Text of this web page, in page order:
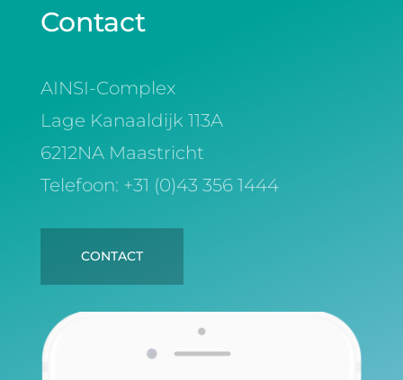
Contact
AINSI-Complex
Lage Kanaaldijk 113A
6212NA Maastricht
Telefoon: +31 (0)43 356 1444
CONTACT